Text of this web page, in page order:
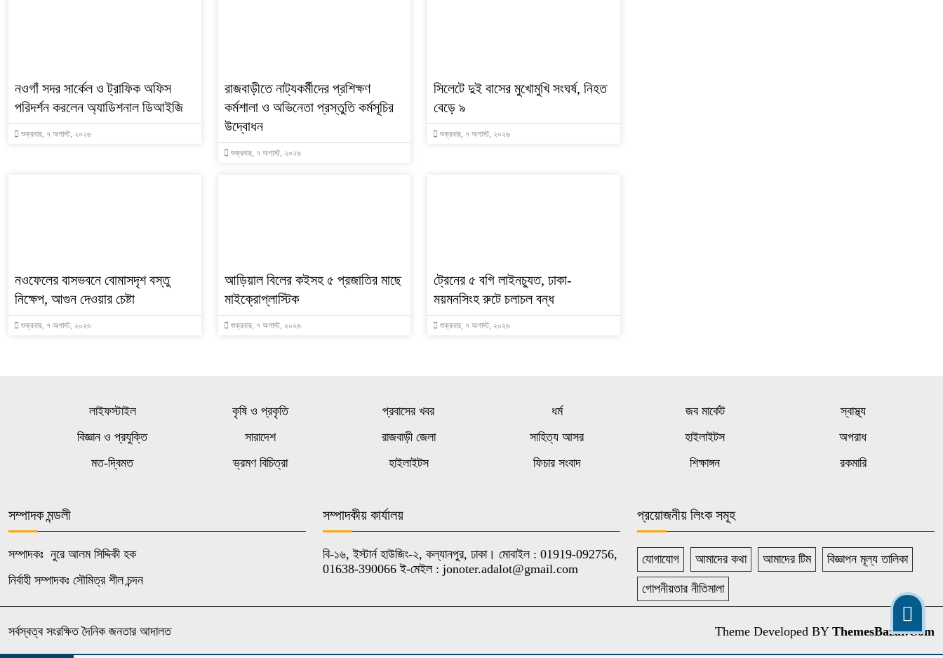
নওগাঁ সদর সার্কেল ও ট্রাফিক অফিস
পরিদর্শন করলেন অ্যাডিশনাল ডিআইজি
শুক্রবার, ৭ অগাস্ট, ২০২৬
রাজবাড়ীতে নাট্যকর্মীদের প্রশিক্ষণ
কর্মশালা ও অভিনেতা প্রস্তুতি কর্মসূচির
উদ্বোধন
শুক্রবার, ৭ অগাস্ট, ২০২৬
সিলেটে দুই বাসের মুখোমুখি সংঘর্ষ, নিহত
বেড়ে ৯
শুক্রবার, ৭ অগাস্ট, ২০২৬
নওফেলের বাসভবনে বোমাসদৃশ বস্তু
নিক্ষেপ, আগুন দেওয়ার চেষ্টা
শুক্রবার, ৭ অগাস্ট, ২০২৬
আড়িয়াল বিলের কইসহ ৫ প্রজাতির মাছে
মাইক্রোপ্লাস্টিক
শুক্রবার, ৭ অগাস্ট, ২০২৬
ট্রেনের ৫ বগি লাইনচ্যুত, ঢাকা-
ময়মনসিংহ রুটে চলাচল বন্ধ
শুক্রবার, ৭ অগাস্ট, ২০২৬
লাইফস্টাইল কৃষি ও প্রকৃতি প্রবাসের খবর ধর্ম জব মার্কেট
স্বাস্থ্য
বিজ্ঞান ও প্রযুক্তি
সারাদেশ রাজবাড়ী জেলা সাহিত্য আসর হাইলাইটস
অপরাধ
মত-দ্বিমত
ভ্রমণ বিচিত্রা হাইলাইটস ফিচার সংবাদ শিক্ষাঙ্গন রকমারি
সম্পাদক মন্ডলী
সম্পাদকঃ নুরে আলম সিদ্দিকী হক
নির্বাহী সম্পাদকঃ সৌমিত্র শীল চন্দন
সম্পাদকীয় কার্যালয়
বি-১৬, ইস্টার্ন হাউজিং-২, কল্যানপুর, ঢাকা। মোবাইল : 01919-092756,
01638-390066 ই-মেইল : jonoter.adalot@gmail.com
প্রয়োজনীয় লিংক সমূহ
যোগাযোগ আমাদের কথা আমাদের টিম বিজ্ঞাপন মূল্য তালিকা
গোপনীয়তার নীতিমালা
সর্বস্বত্ব সংরক্ষিত দৈনিক জনতার আদালত Theme Developed BY ThemesBazar.Com